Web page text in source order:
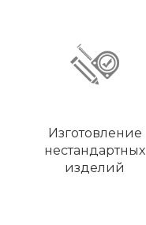
Изготовление
нестандартных
изделий